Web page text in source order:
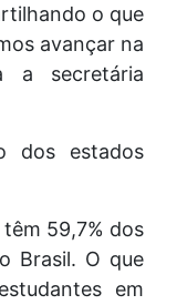
o que
avançar na
a secretária
dos estados
59,7% dos
Brasil. O que
em